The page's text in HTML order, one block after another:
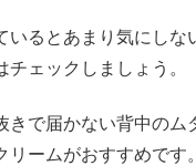
いるとあまり気にしな
チェックしましょう。
きで届かない背中のム
リームがおすすめです。